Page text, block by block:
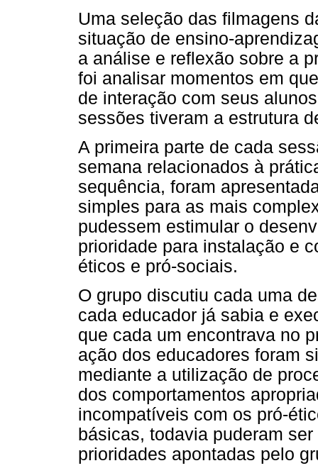
Uma seleção das filmagens
situação de ensino-
a análise e reflexão sobre a
foi analisar momentos em
de interação com seus
sessões tiveram a estrutura
A primeira parte de cada
semana relacionados à
sequência, foram
simples para as mais
pudessem estimular o
prioridade para instalação e
éticos e pró-sociais.
O grupo discutiu cada uma
cada educador já sabia e
que cada um encontrava no
ação dos educadores foram
mediante a utilização de
dos comportamentos
incompatíveis com os pró-
básicas, todavia puderam
prioridades apontadas pelo